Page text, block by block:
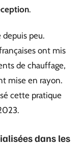
.
peu.
ont mis
de chauffage,
mise en rayon.
cette pratique
dans les